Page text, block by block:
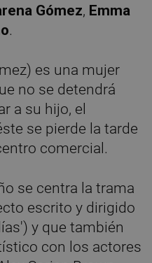
Gómez, Emma
.
es una mujer
no se detendrá
a su hijo, el
se pierde la tarde
comercial.
se centra la trama
escrito y dirigido
y que también
con los actores